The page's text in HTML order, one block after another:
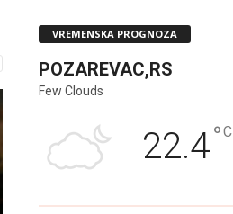
VREMENSKA PROGNOZA
POZAREVAC,RS
Few Clouds
22.4°C